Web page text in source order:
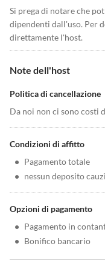
Si prega di notare che
dipendenti dall'uso. Per
direttamente l'host.
Note dell'host
Politica di cancellazione
Da noi non ci sono costi
Condizioni di affitto
• Pagamento totale
• nessun deposito
Opzioni di pagamento
• Pagamento in
• Bonifico bancario